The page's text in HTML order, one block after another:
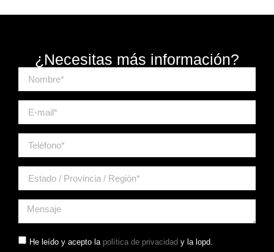
¿Necesitas más información?
He leído y acepto la política de privacidad y la lopd.